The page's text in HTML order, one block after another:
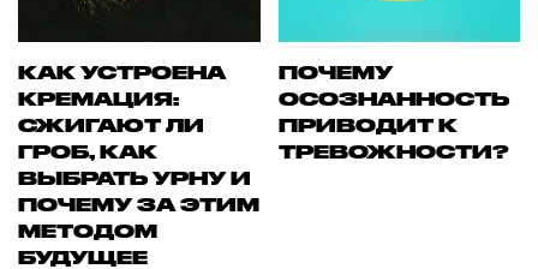
КАК УСТРОЕНА
КРЕМАЦИЯ:
СЖИГАЮТ ЛИ
ГРОБ, КАК
ВЫБРАТЬ УРНУ И
ПОЧЕМУ ЗА ЭТИМ
МЕТОДОМ
БУДУЩЕЕ
ПОЧЕМУ
ОСОЗНАННОСТЬ
ПРИВОДИТ К
ТРЕВОЖНОСТИ?